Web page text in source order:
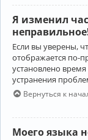
Я изменил
Если вы уверены,
отображается по-
установлено
устранения
Вернуться к
Моего языка